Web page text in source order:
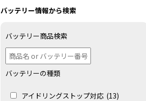
バッテリー情報から検索
バッテリー商品検索
バッテリーの種類
アイドリングストップ対応 (13)